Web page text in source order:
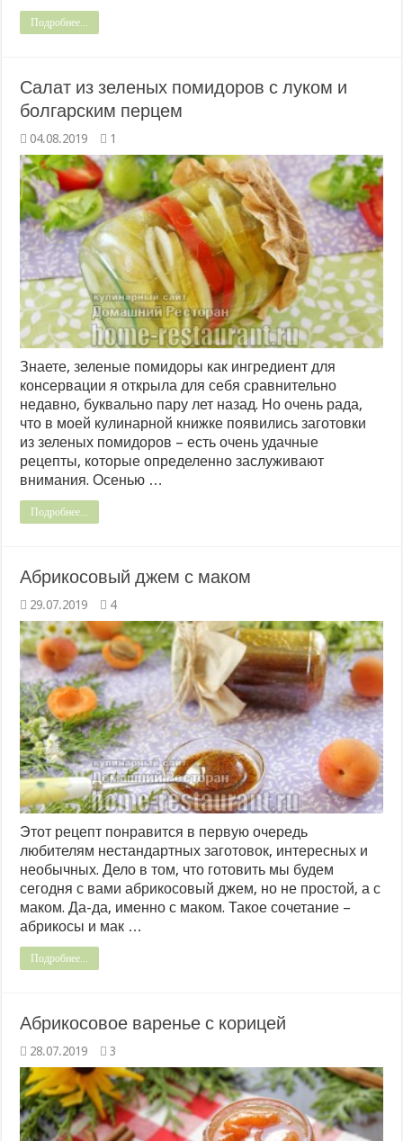
Подробнее...
Салат из зеленых помидоров с луком и
болгарским перцем
04.08.2019 1
Знаете, зеленые помидоры как ингредиент для
консервации я открыла для себя сравнительно
недавно, буквально пару лет назад. Но очень рада,
что в моей кулинарной книжке появились заготовки
из зеленых помидоров – есть очень удачные
рецепты, которые определенно заслуживают
внимания. Осенью …
Подробнее...
Абрикосовый джем с маком
29.07.2019 4
Этот рецепт понравится в первую очередь
любителям нестандартных заготовок, интересных и
необычных. Дело в том, что готовить мы будем
сегодня с вами абрикосовый джем, но не простой, а с
маком. Да-да, именно с маком. Такое сочетание –
абрикосы и мак …
Подробнее...
Абрикосовое варенье с корицей
28.07.2019 3